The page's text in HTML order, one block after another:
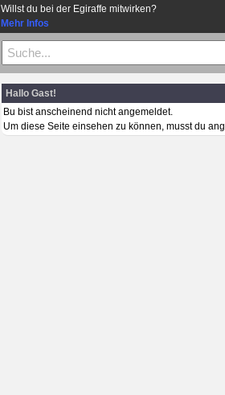
Willst du bei der Egiraffe mitwirken?
Mehr Infos
Hallo Gast!
Bu bist anscheinend nicht angemeldet.
Um diese Seite einsehen zu können, musst du